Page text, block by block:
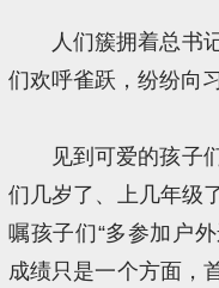
人们簇拥着总书
们欢呼雀跃，纷纷向
见到可爱的孩子
们几岁了、上几年级
嘱孩子们“多参加户
成绩只是一个方面，